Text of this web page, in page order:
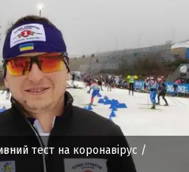
тест на коронавірус /